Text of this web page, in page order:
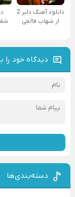
دانلود آهنگ دلبر 2
از شهاب فالجی
دیدگاه خود را
دسته‌بندی‌ها